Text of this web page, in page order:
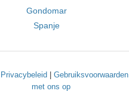
Gondomar
Spanje
Privacybeleid Gebruiksvoorwaarden
met ons op